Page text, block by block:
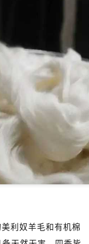
利奴羊毛和有机棉